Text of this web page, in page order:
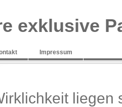
exklusive
Impressum
liegen